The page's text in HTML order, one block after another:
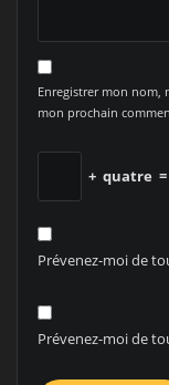
Enregistrer mon nom,
mon prochain
+ quatre =
Prévenez-moi de
Prévenez-moi de